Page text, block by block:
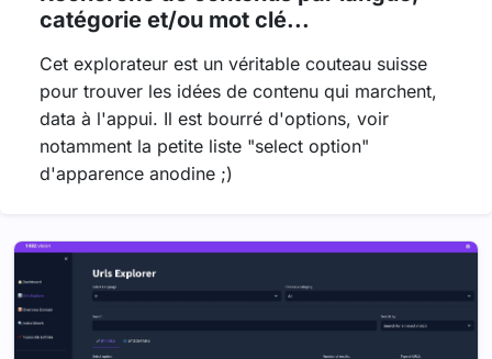
catégorie et/ou mot clé...
Cet explorateur est un véritable couteau suisse
pour trouver les idées de contenu qui marchent,
data à l'appui. Il est bourré d'options, voir
notamment la petite liste "select option"
d'apparence anodine ;)